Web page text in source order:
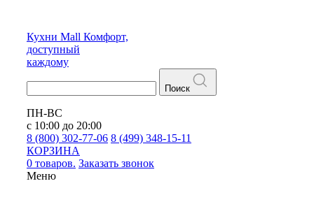
Кухни Mall Комфорт,
доступный
каждому
Поиск
ПН-ВС
с 10:00 до 20:00
8 (800) 302-77-06 8 (499) 348-15-11
КОРЗИНА
0 товаров. Заказать звонок
Меню